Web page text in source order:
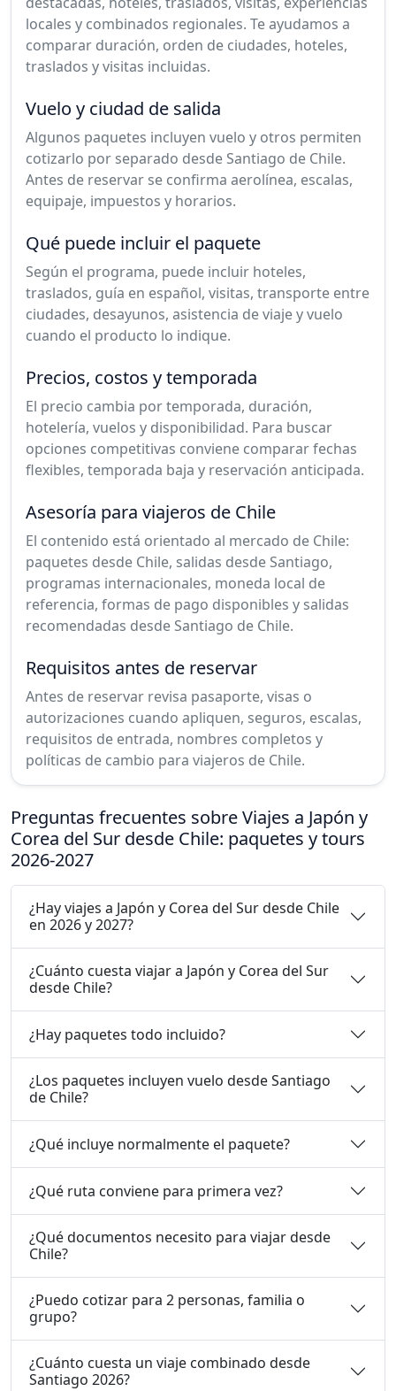
locales y combinados regionales. Te ayudamos a
comparar duración, orden de ciudades, hoteles,
traslados y visitas incluidas.
Vuelo y ciudad de salida
Algunos paquetes incluyen vuelo y otros permiten
cotizarlo por separado desde Santiago de Chile.
Antes de reservar se confirma aerolínea, escalas,
equipaje, impuestos y horarios.
Qué puede incluir el paquete
Según el programa, puede incluir hoteles,
traslados, guía en español, visitas, transporte entre
ciudades, desayunos, asistencia de viaje y vuelo
cuando el producto lo indique.
Precios, costos y temporada
El precio cambia por temporada, duración,
hotelería, vuelos y disponibilidad. Para buscar
opciones competitivas conviene comparar fechas
flexibles, temporada baja y reservación anticipada.
Asesoría para viajeros de Chile
El contenido está orientado al mercado de Chile:
paquetes desde Chile, salidas desde Santiago,
programas internacionales, moneda local de
referencia, formas de pago disponibles y salidas
recomendadas desde Santiago de Chile.
Requisitos antes de reservar
Antes de reservar revisa pasaporte, visas o
autorizaciones cuando apliquen, seguros, escalas,
requisitos de entrada, nombres completos y
políticas de cambio para viajeros de Chile.
Preguntas frecuentes sobre Viajes a Japón y
Corea del Sur desde Chile: paquetes y tours
2026-2027
¿Hay viajes a Japón y Corea del Sur desde Chile
en 2026 y 2027?
¿Cuánto cuesta viajar a Japón y Corea del Sur
desde Chile?
¿Hay paquetes todo incluido?
¿Los paquetes incluyen vuelo desde Santiago
de Chile?
¿Qué incluye normalmente el paquete?
¿Qué ruta conviene para primera vez?
¿Qué documentos necesito para viajar desde
Chile?
¿Puedo cotizar para 2 personas, familia o
grupo?
¿Cuánto cuesta un viaje combinado desde
Santiago 2026?